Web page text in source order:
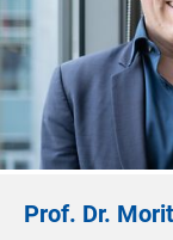
Prof. Dr.